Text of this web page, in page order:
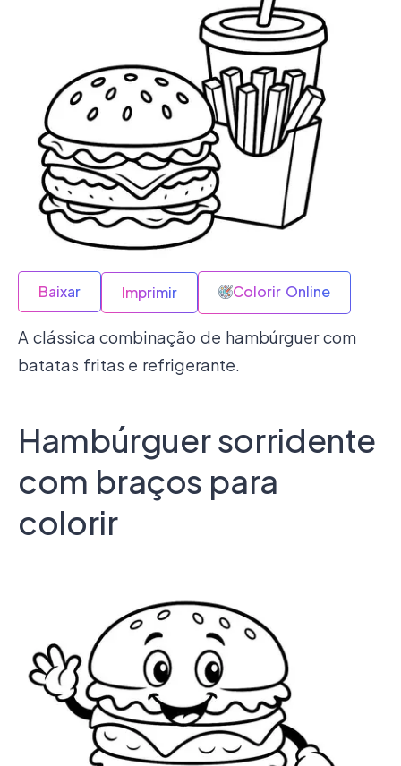
Baixar Imprimir Colorir Online
A clássica combinação de hambúrguer com
batatas fritas e refrigerante.
Hambúrguer sorridente
com braços para
colorir